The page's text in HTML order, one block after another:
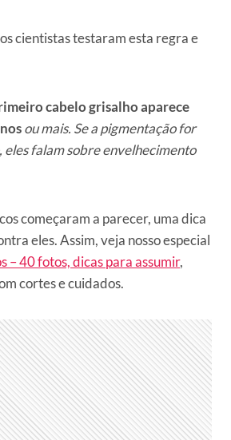
cientistas testaram esta regra e
cabelo grisalho aparece
ou mais. Se a pigmentação for
eles falam sobre envelhecimento
começaram a parecer, uma dica
eles. Assim, veja nosso especial
– 40 fotos, dicas para assumir,
cortes e cuidados.